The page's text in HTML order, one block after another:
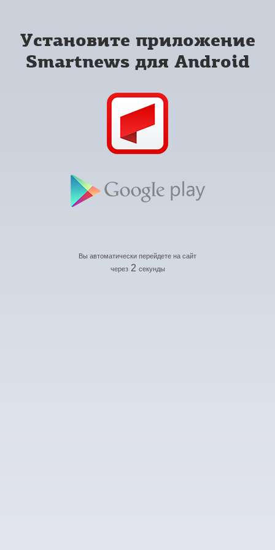
Установите приложение
Smartnews для Android
Вы автоматически перейдете на сайт
через 2 секунды